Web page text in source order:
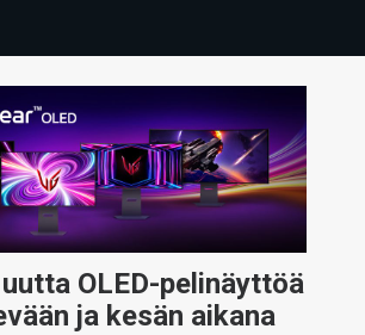
OLED-pelinäyttöä
ja kesän aikana